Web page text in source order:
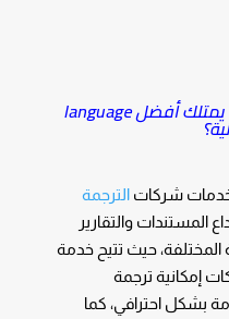
هل يقدم مكتب “امتياز” الذي يمتلك أفضل language
خدمات شركات الترجمة
المستندات والتقارير
المختلفة، حيث تتيح خدمة
إمكانية ترجمة
بشكل احترافي، كما